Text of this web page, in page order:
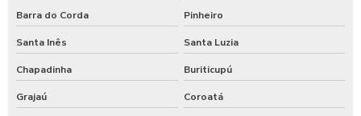
Barra do Corda Pinheiro
Santa Inês Santa Luzia
Chapadinha Buriticupú
Grajaú Coroatá